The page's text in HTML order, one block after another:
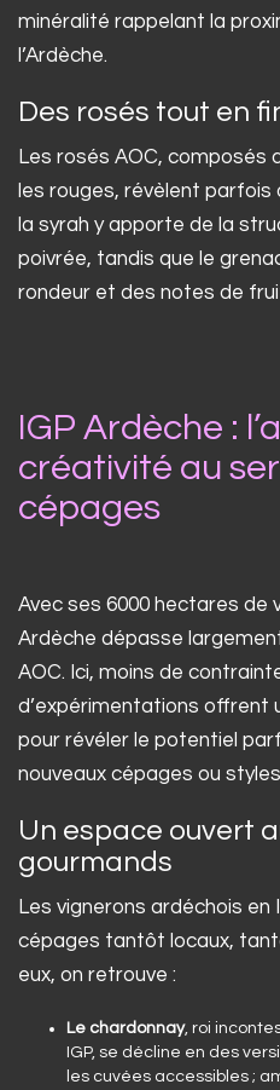
minéralité rappelant la
l’Ardèche.
Des rosés tout en
Les rosés AOC, composés
les rouges, révèlent
la syrah y apporte de la
poivrée, tandis que le
rondeur et des notes de
IGP Ardèche :
créativité au
cépages
Avec ses 6000 hectares de
Ardèche dépasse
AOC. Ici, moins de
d’expérimentations offrent
pour révéler le potentiel
nouveaux cépages ou
Un espace ouvert
gourmands
Les vignerons ardéchois
cépages tantôt locaux,
eux, on retrouve :
Le chardonnay, roi
IGP, se décline en des
les cuvées accessibles ;